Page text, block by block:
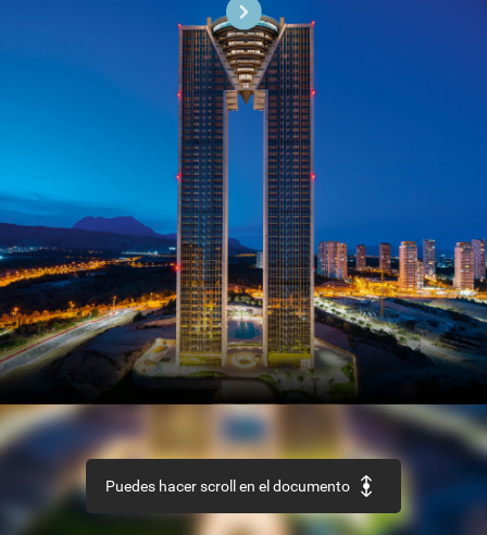
REHABILITACIÓN
Edificio ‘LaLoza’, en Las
GranCanaria
URBANISMO
Recuperaciónde laaldea
deRuesta,en Zaragoza
Puedes hacer scroll en el documento